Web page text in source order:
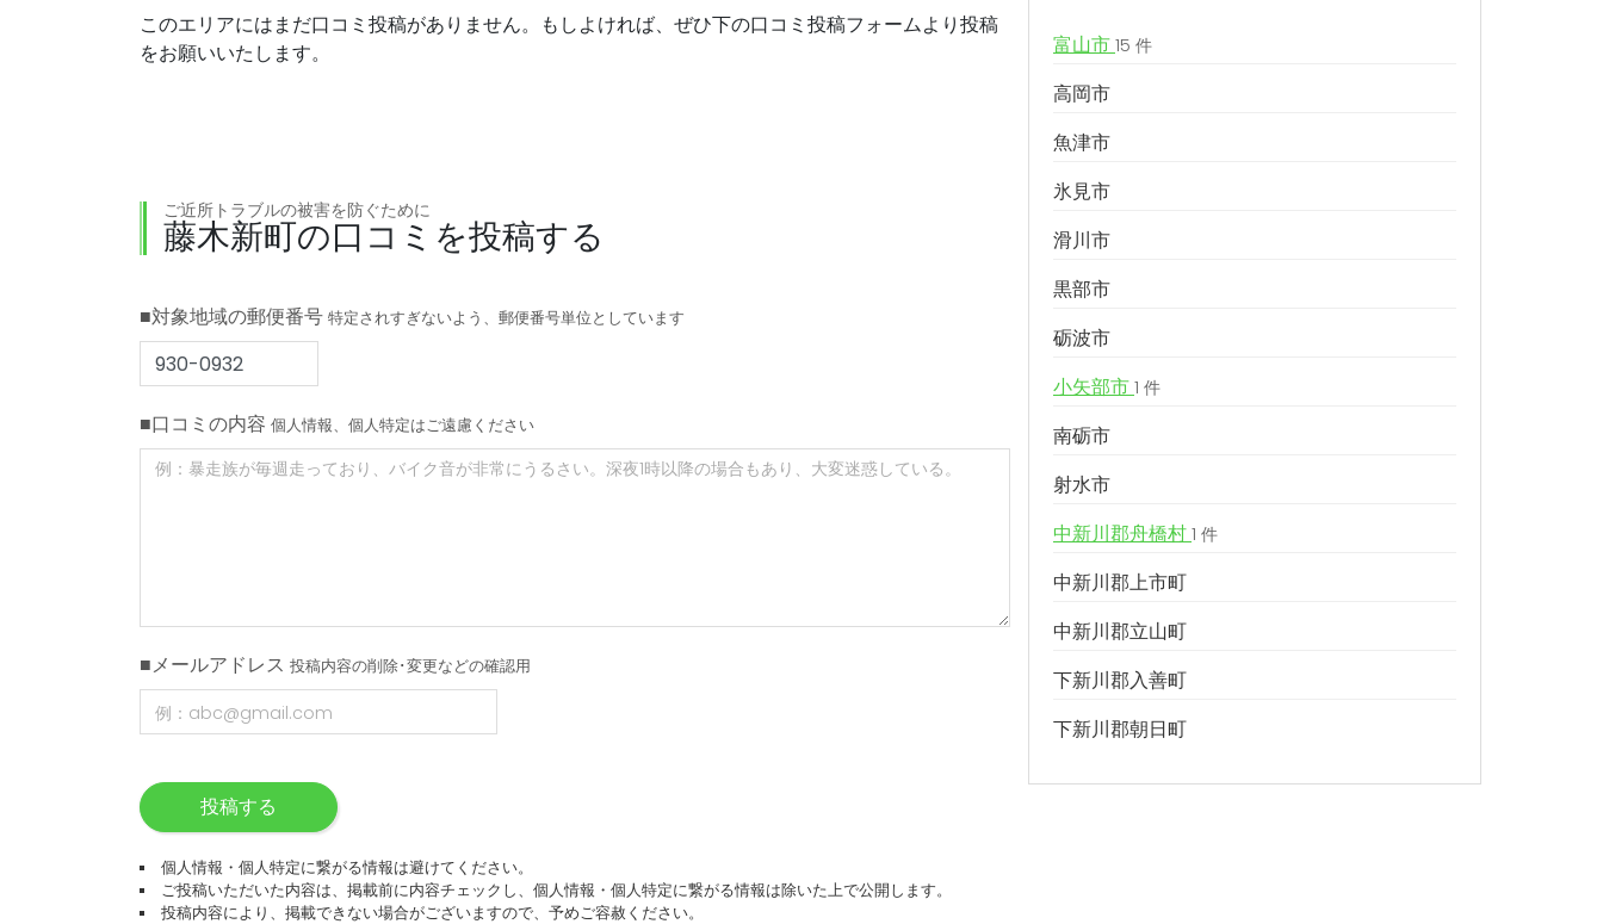
このエリアにはまだ口コミ投稿がありません。もしよければ、ぜひ下の口コミ投稿フォームより投稿
をお願いいたします。
ご近所トラブルの被害を防ぐために
藤木新町の口コミを投稿する
■対象地域の郵便番号 特定されすぎないよう、郵便番号単位としています
■口コミの内容 個人情報、個人特定はご遠慮ください
■メールアドレス 投稿内容の削除･変更などの確認用
投稿する
個人情報・個人特定に繋がる情報は避けてください。
ご投稿いただいた内容は、掲載前に内容チェックし、個人情報・個人特定に繋がる情報は除いた上で公開します。
投稿内容により、掲載できない場合がございますので、予めご容赦ください。
富山市 15 件
高岡市
魚津市
氷見市
滑川市
黒部市
砺波市
小矢部市 1 件
南砺市
射水市
中新川郡舟橋村 1 件
中新川郡上市町
中新川郡立山町
下新川郡入善町
下新川郡朝日町